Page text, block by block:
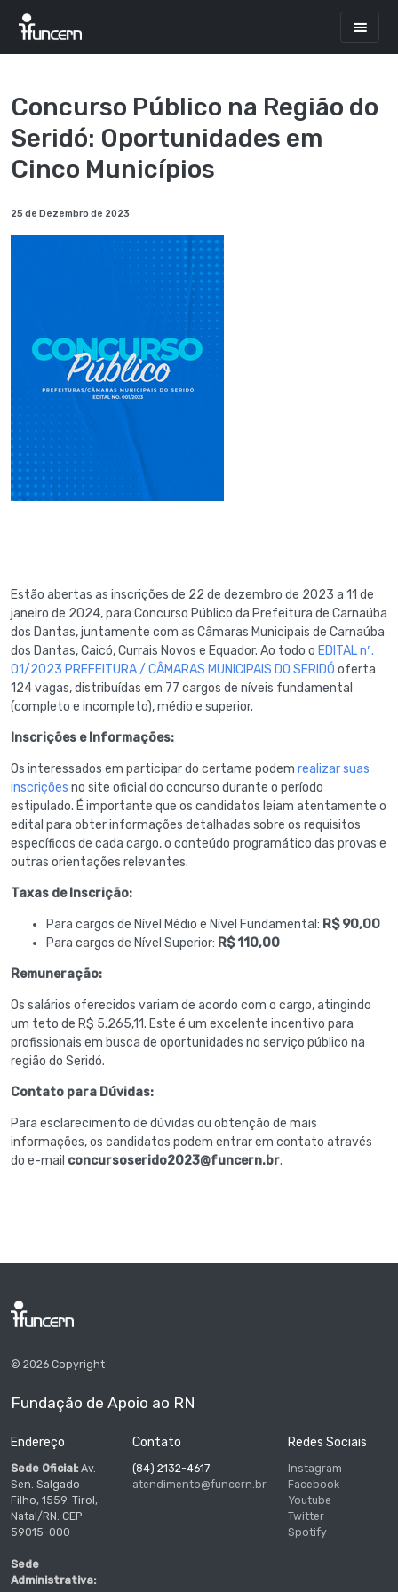
Concurso Público na Região do
Seridó: Oportunidades em
Cinco Municípios
25 de Dezembro de 2023
Estão abertas as inscrições de 22 de dezembro de 2023 a 11 de
janeiro de 2024, para Concurso Público da Prefeitura de Carnaúba
dos Dantas, juntamente com as Câmaras Municipais de Carnaúba
dos Dantas, Caicó, Currais Novos e Equador. Ao todo o EDITAL nº.
01/2023 PREFEITURA / CÂMARAS MUNICIPAIS DO SERIDÓ oferta
124 vagas, distribuídas em 77 cargos de níveis fundamental
(completo e incompleto), médio e superior.
Inscrições e Informações:
Os interessados em participar do certame podem realizar suas
inscrições no site oficial do concurso durante o período
estipulado. É importante que os candidatos leiam atentamente o
edital para obter informações detalhadas sobre os requisitos
específicos de cada cargo, o conteúdo programático das provas e
outras orientações relevantes.
Taxas de Inscrição:
Para cargos de Nível Médio e Nível Fundamental: R$ 90,00
Para cargos de Nível Superior: R$ 110,00
Remuneração:
Os salários oferecidos variam de acordo com o cargo, atingindo
um teto de R$ 5.265,11. Este é um excelente incentivo para
profissionais em busca de oportunidades no serviço público na
região do Seridó.
Contato para Dúvidas:
Para esclarecimento de dúvidas ou obtenção de mais
informações, os candidatos podem entrar em contato através
do e-mail concursoserido2023@funcern.br.
© 2026 Copyright
Fundação de Apoio ao RN
Endereço
Sede Oficial: Av.
Sen. Salgado
Filho, 1559. Tirol,
Natal/RN. CEP
59015-000
Sede
Administrativa:
Contato
(84) 2132-4617
atendimento@funcern.br
Redes Sociais
Instagram
Facebook
Youtube
Twitter
Spotify